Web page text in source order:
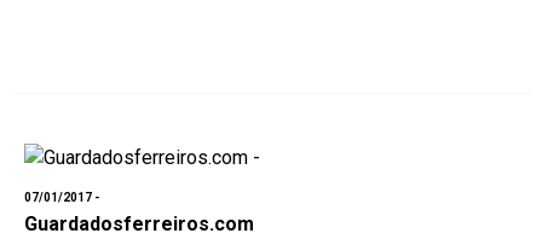
07/01/2017 -
Guardadosferreiros.com